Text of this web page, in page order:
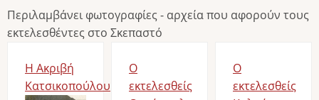
Περιλαμβάνει φωτογραφίες - αρχεία που αφορούν τους
εκτελεσθέντες στο Σκεπαστό
Η Ακριβή
Κατσικοπούλου
Ο
εκτελεσθείς
Ο
εκτελεσθείς